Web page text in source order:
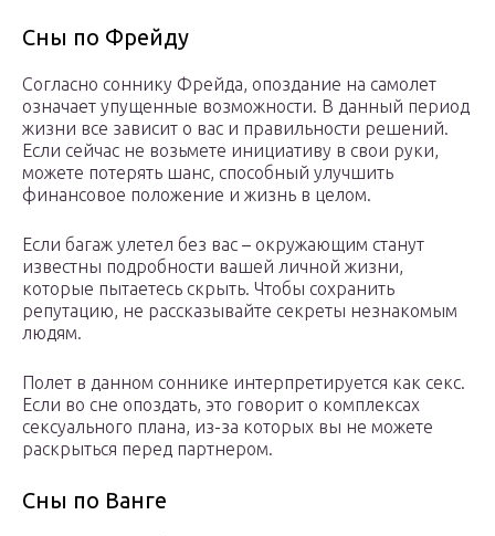
Сны по Фрейду
Согласно соннику Фрейда, опоздание на самолет
означает упущенные возможности. В данный период
жизни все зависит о вас и правильности решений.
Если сейчас не возьмете инициативу в свои руки,
можете потерять шанс, способный улучшить
финансовое положение и жизнь в целом.
Если багаж улетел без вас – окружающим станут
известны подробности вашей личной жизни,
которые пытаетесь скрыть. Чтобы сохранить
репутацию, не рассказывайте секреты незнакомым
людям.
Полет в данном соннике интерпретируется как секс.
Если во сне опоздать, это говорит о комплексах
сексуального плана, из-за которых вы не можете
раскрыться перед партнером.
Сны по Ванге